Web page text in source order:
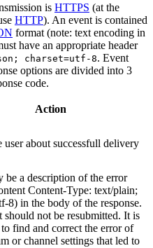
is HTTPS (at the
HTTP). An event is contained
format (note: text encoding in
have an appropriate header
charset=utf-8. Event
options are divided into 3
code.
Action
user about successfull delivery
be a description of the error
Content-Type: text/plain;
8) in the body of the response.
should not be resubmitted. It is
to find and correct the error of
or channel settings that led to